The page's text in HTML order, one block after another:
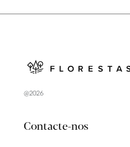
@2026
Contacte-nos